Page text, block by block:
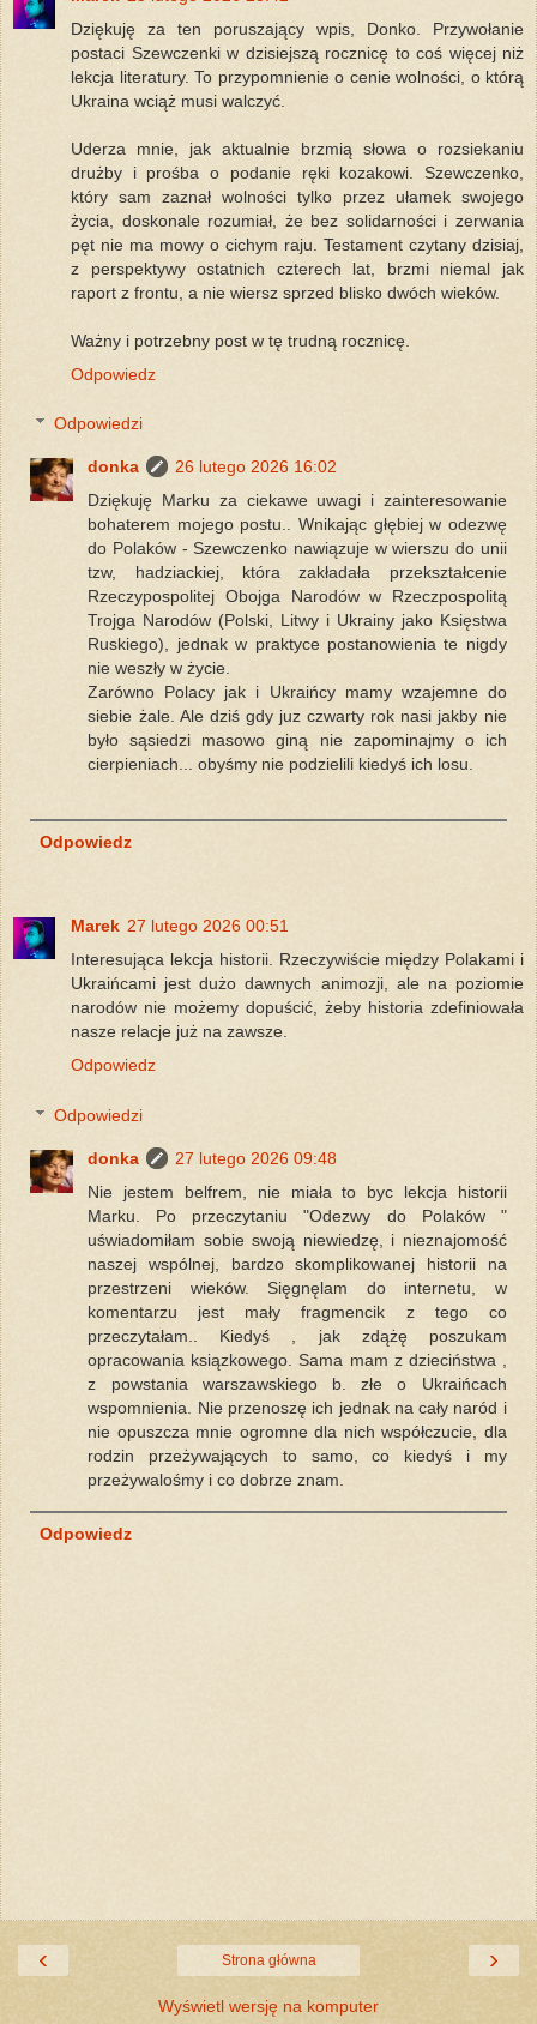
Dziękuję za ten poruszający wpis, Donko. Przywołanie
postaci Szewczenki w dzisiejszą rocznicę to coś więcej niż
lekcja literatury. To przypomnienie o cenie wolności, o którą
Ukraina wciąż musi walczyć.
Uderza mnie, jak aktualnie brzmią słowa o rozsiekaniu
drużby i prośba o podanie ręki kozakowi. Szewczenko,
który sam zaznał wolności tylko przez ułamek swojego
życia, doskonale rozumiał, że bez solidarności i zerwania
pęt nie ma mowy o cichym raju. Testament czytany dzisiaj,
z perspektywy ostatnich czterech lat, brzmi niemal jak
raport z frontu, a nie wiersz sprzed blisko dwóch wieków.
Ważny i potrzebny post w tę trudną rocznicę.
Odpowiedz
Odpowiedzi
donka
26 lutego 2026 16:02
Dziękuję Marku za ciekawe uwagi i zainteresowanie
bohaterem mojego postu.. Wnikając głębiej w odezwę
do Polaków - Szewczenko nawiązuje w wierszu do unii
tzw, hadziackiej, która zakładała przekształcenie
Rzeczypospolitej Obojga Narodów w Rzeczpospolitą
Trojga Narodów (Polski, Litwy i Ukrainy jako Księstwa
Ruskiego), jednak w praktyce postanowienia te nigdy
nie weszły w życie.
Zarówno Polacy jak i Ukraińcy mamy wzajemne do
siebie żale. Ale dziś gdy juz czwarty rok nasi jakby nie
było sąsiedzi masowo giną nie zapominajmy o ich
cierpieniach... obyśmy nie podzielili kiedyś ich losu.
Odpowiedz
Marek 27 lutego 2026 00:51
Interesująca lekcja historii. Rzeczywiście między Polakami i
Ukraińcami jest dużo dawnych animozji, ale na poziomie
narodów nie możemy dopuścić, żeby historia zdefiniowała
nasze relacje już na zawsze.
Odpowiedz
Odpowiedzi
donka
27 lutego 2026 09:48
Nie jestem belfrem, nie miała to byc lekcja historii
Marku. Po przeczytaniu "Odezwy do Polaków "
uświadomiłam sobie swoją niewiedzę, i nieznajomość
naszej wspólnej, bardzo skomplikowanej historii na
przestrzeni wieków. Sięgnęlam do internetu, w
komentarzu jest mały fragmencik z tego co
przeczytałam.. Kiedyś , jak zdążę poszukam
opracowania ksiązkowego. Sama mam z dzieciństwa ,
z powstania warszawskiego b. złe o Ukraińcach
wspomnienia. Nie przenoszę ich jednak na cały naród i
nie opuszcza mnie ogromne dla nich współczucie, dla
rodzin przeżywających to samo, co kiedyś i my
przeżywalośmy i co dobrze znam.
Odpowiedz
‹ ›
Strona główna
Wyświetl wersję na komputer